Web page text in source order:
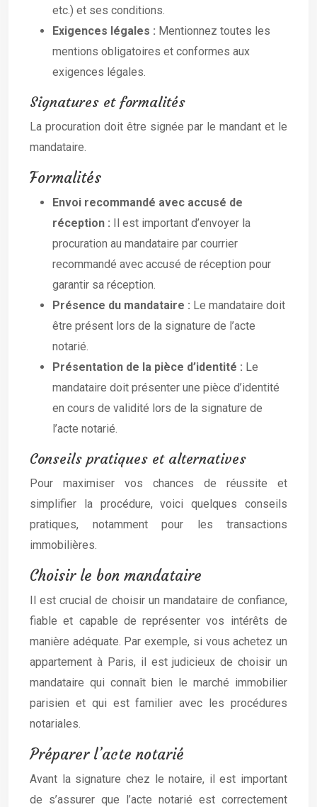
etc.) et ses conditions.
Exigences légales : Mentionnez toutes les
mentions obligatoires et conformes aux
exigences légales.
Signatures et formalités
La procuration doit être signée par le mandant et le
mandataire.
Formalités
Envoi recommandé avec accusé de
réception : Il est important d’envoyer la
procuration au mandataire par courrier
recommandé avec accusé de réception pour
garantir sa réception.
Présence du mandataire : Le mandataire doit
être présent lors de la signature de l’acte
notarié.
Présentation de la pièce d’identité : Le
mandataire doit présenter une pièce d’identité
en cours de validité lors de la signature de
l’acte notarié.
Conseils pratiques et alternatives
Pour maximiser vos chances de réussite et
simplifier la procédure, voici quelques conseils
pratiques, notamment pour les transactions
immobilières.
Choisir le bon mandataire
Il est crucial de choisir un mandataire de confiance,
fiable et capable de représenter vos intérêts de
manière adéquate. Par exemple, si vous achetez un
appartement à Paris, il est judicieux de choisir un
mandataire qui connaît bien le marché immobilier
parisien et qui est familier avec les procédures
notariales.
Préparer l’acte notarié
Avant la signature chez le notaire, il est important
de s’assurer que l’acte notarié est correctement